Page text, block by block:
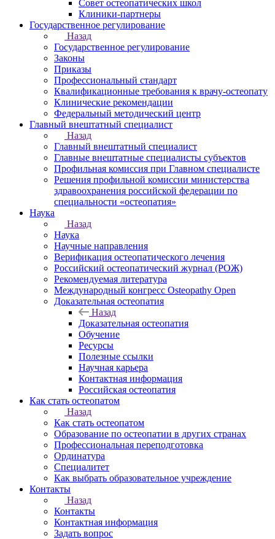
Совет остеопатических школ
Клиники-партнеры
Государственное регулирование
Назад
Государственное регулирование
Законы
Приказы
Профессиональный стандарт
Квалификационные требования к врачу-остеопату
Клинические рекомендации
Федеральный методический центр
Главный внештатный специалист
Назад
Главный внештатный специалист
Главные внештатные специалисты субъектов
Профильная комиссия при Главном специалисте
Решения профильной комиссии министерства
здравоохранения российской федерации по
специальности «остеопатия»
Наука
Назад
Наука
Научные направления
Верификация остеопатического лечения
Российский остеопатический журнал (РОЖ)
Рекомендуемая литература
Международный конгресс Osteopathy Open
Доказательная остеопатия
Назад
Доказательная остеопатия
Обучение
Ресурсы
Полезные ссылки
Научная карьера
Контактная информация
Российская остеопатия
Как стать остеопатом
Назад
Как стать остеопатом
Образование по остеопатии в других странах
Профессиональная переподготовка
Ординатура
Специалитет
Как выбрать образовательное учреждение
Контакты
Назад
Контакты
Контактная информация
Задать вопрос